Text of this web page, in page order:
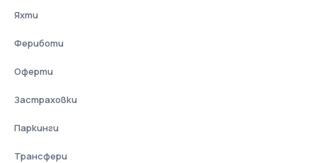
Яхти
Фериботи
Оферти
Застраховки
Паркинги
Трансфери